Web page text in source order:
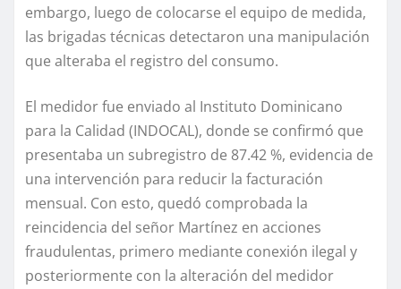
embargo, luego de colocarse el equipo de medida,
las brigadas técnicas detectaron una manipulación
que alteraba el registro del consumo.
El medidor fue enviado al Instituto Dominicano
para la Calidad (INDOCAL), donde se confirmó que
presentaba un subregistro de 87.42 %, evidencia de
una intervención para reducir la facturación
mensual. Con esto, quedó comprobada la
reincidencia del señor Martínez en acciones
fraudulentas, primero mediante conexión ilegal y
posteriormente con la alteración del medidor